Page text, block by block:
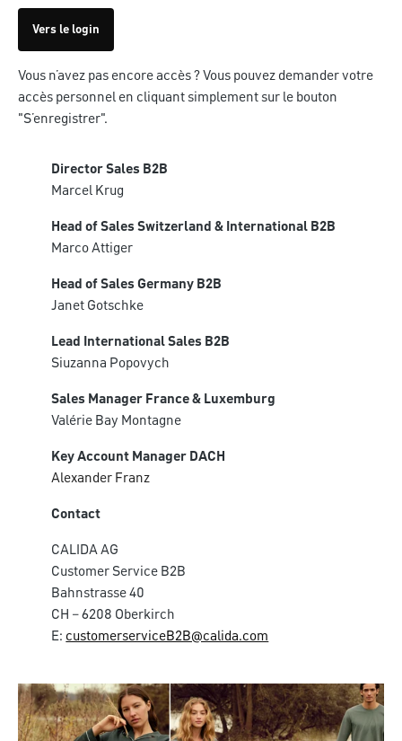
Vers le login
Vous n’avez pas encore accès ? Vous pouvez demander votre
accès personnel en cliquant simplement sur le bouton
"S’enregistrer".
Director Sales B2B
Marcel Krug
Head of Sales Switzerland & International B2B
Marco Attiger
Head of Sales Germany B2B
Janet Gotschke
Lead International Sales B2B
Siuzanna Popovych
Sales Manager France & Luxemburg
Valérie Bay Montagne
Key Account Manager DACH
Alexander Franz
Contact
CALIDA AG
Customer Service B2B
Bahnstrasse 40
CH – 6208 Oberkirch
E:customerserviceB2B@calida.com